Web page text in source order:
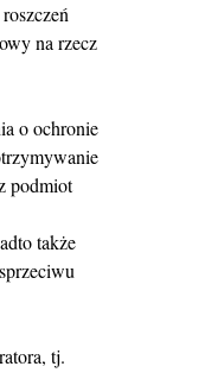
na rzecz
o ochronie
podmiot
także
tj.